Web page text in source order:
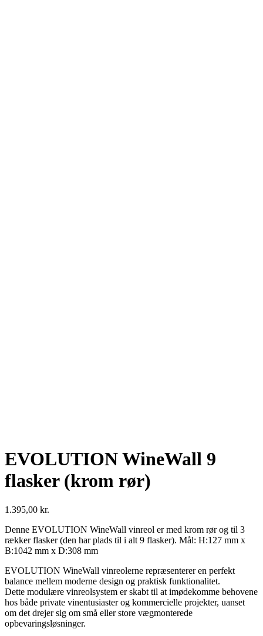
EVOLUTION WineWall 9
flasker (krom rør)
1.395,00 kr.
Denne EVOLUTION WineWall vinreol er med krom rør og til 3
rækker flasker (den har plads til i alt 9 flasker). Mål: H:127 mm x
B:1042 mm x D:308 mm
EVOLUTION WineWall vinreolerne repræsenterer en perfekt
balance mellem moderne design og praktisk funktionalitet.
Dette modulære vinreolsystem er skabt til at imødekomme behovene
hos både private vinentusiaster og kommercielle projekter, uanset
om det drejer sig om små eller store vægmonterede
opbevaringsløsninger.